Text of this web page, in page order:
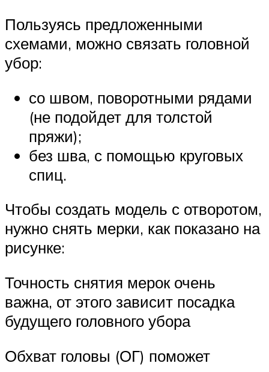
Пользуясь предложенными
схемами, можно связать головной
убор:
со швом, поворотными рядами
(не подойдет для толстой
пряжи);
без шва, с помощью круговых
спиц.
Чтобы создать модель с отворотом,
нужно снять мерки, как показано на
рисунке:
Точность снятия мерок очень
важна, от этого зависит посадка
будущего головного убора
Обхват головы (ОГ) поможет